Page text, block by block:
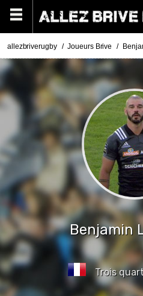
allezbriverugby Joueurs Brive
Benjamin
Trois